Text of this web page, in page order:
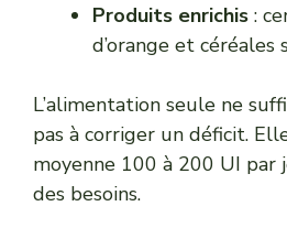
Produits enrichis :
d’orange et
L’alimentation seule ne
pas à corriger un déficit.
moyenne 100 à 200 UI par
des besoins.